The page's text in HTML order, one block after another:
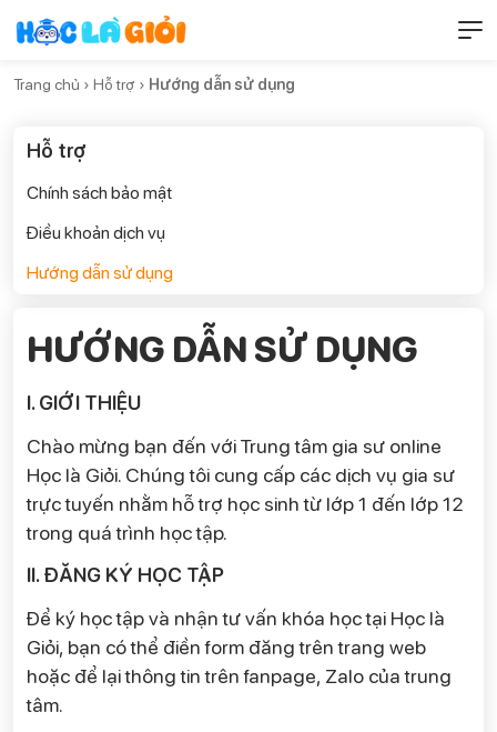
Trang chủ › Hỗ trợ › Hướng dẫn sử dụng
Hỗ trợ
Chính sách bảo mật
Điều khoản dịch vụ
Hướng dẫn sử dụng
HƯỚNG DẪN SỬ DỤNG
I. GIỚI THIỆU
Chào mừng bạn đến với Trung tâm gia sư online
Học là Giỏi. Chúng tôi cung cấp các dịch vụ gia sư
trực tuyến nhằm hỗ trợ học sinh từ lớp 1 đến lớp 12
trong quá trình học tập.
II. ĐĂNG KÝ HỌC TẬP
Để ký học tập và nhận tư vấn khóa học tại Học là
Giỏi, bạn có thể điền form đăng trên trang web
hoặc để lại thông tin trên fanpage, Zalo của trung
tâm.